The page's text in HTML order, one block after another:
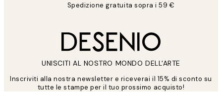
Spedizione gratuita sopra i 59 €
UNISCITI AL NOSTRO MONDO DELL'ARTE
Inscriviti alla nostra newsletter e riceverai il 15% di sconto su
tutte le stampe per il tuo prossimo acquisto!